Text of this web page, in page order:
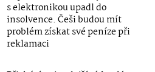
s elektronikou upadl do
insolvence. Češi budou mít
problém získat své peníze při
reklamaci